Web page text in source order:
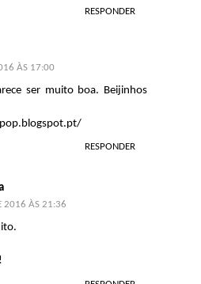
RESPONDER
ÀS 17:00
ser muito boa. Beijinhos
RESPONDER
2016 ÀS 21:36